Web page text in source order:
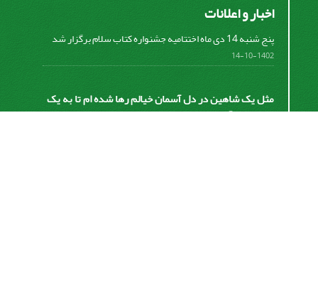
اخبار و اعلانات
پنج شنبه 14 دی ماه اختتامیه جشنواره کتاب سلام برگزار شد
1402-10-14
مثل یک شاهین در دل آسمان خیالم رها شده ام تا به یک
نقطه ای از آسمان دست پیدا کنم تا نقطه شروع من برای